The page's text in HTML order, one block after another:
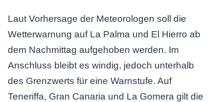
Laut Vorhersage der Meteorologen soll die
Wetterwarnung auf La Palma und El Hierro ab
dem Nachmittag aufgehoben werden. Im
Anschluss bleibt es windig, jedoch unterhalb
des Grenzwerts für eine Warnstufe. Auf
Teneriffa, Gran Canaria und La Gomera gilt die